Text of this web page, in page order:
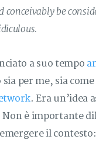
conceivably be
a suo tempo
per me, sia come
. Era un’idea
è importante
il contesto: